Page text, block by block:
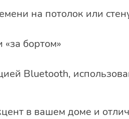
на потолок или
бортом»
Bluetooth,
в вашем доме и